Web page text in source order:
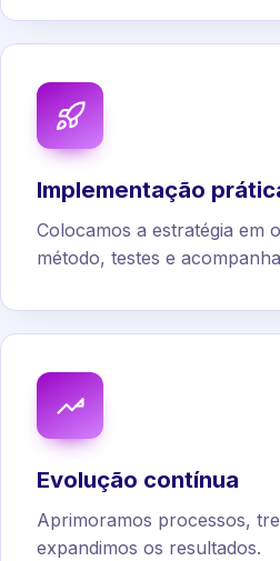
Implementação
Colocamos a estratégia em
método, testes e
Evolução contínua
Aprimoramos processos,
expandimos os resultados.